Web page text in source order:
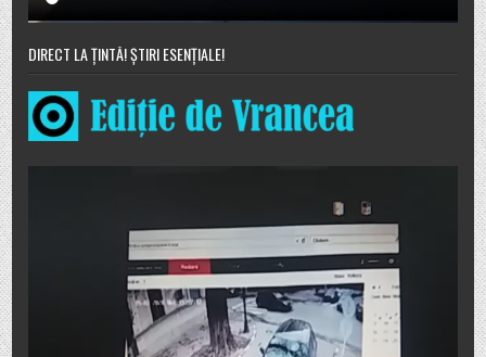
DIRECT LA ȚINTĂ! ȘTIRI ESENȚIALE!